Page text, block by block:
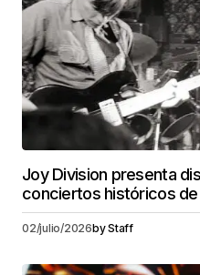
Joy Division presenta
conciertos históricos de
02/julio/2026byStaff